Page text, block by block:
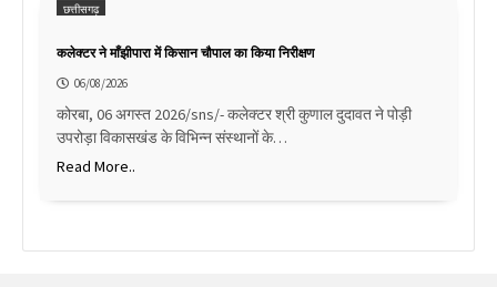
छत्तीसगढ़
कलेक्टर ने माँझीपारा में किसान चौपाल का किया निरीक्षण
06/08/2026
कोरबा, 06 अगस्त 2026/sns/- कलेक्टर श्री कुणाल दुदावत ने पोड़ी
उपरोड़ा विकासखंड के विभिन्न संस्थानों के…
Read More..